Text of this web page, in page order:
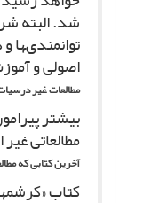
شد. البته
توانمندى‏ها
اصولى و
مطالعات غیر
بیشتر
مطالعاتى
آخرین کتابى که
کتاب